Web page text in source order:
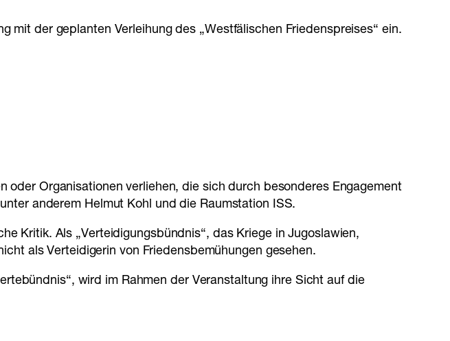
mit der geplanten Verleihung des „Westfälischen Friedenspreises“ ein.
Organisationen verliehen, die sich durch besonderes Engagement
anderem Helmut Kohl und die Raumstation ISS.
Kritik. Als „Verteidigungsbündnis“, das Kriege in Jugoslawien,
als Verteidigerin von Friedensbemühungen gesehen.
wird im Rahmen der Veranstaltung ihre Sicht auf die